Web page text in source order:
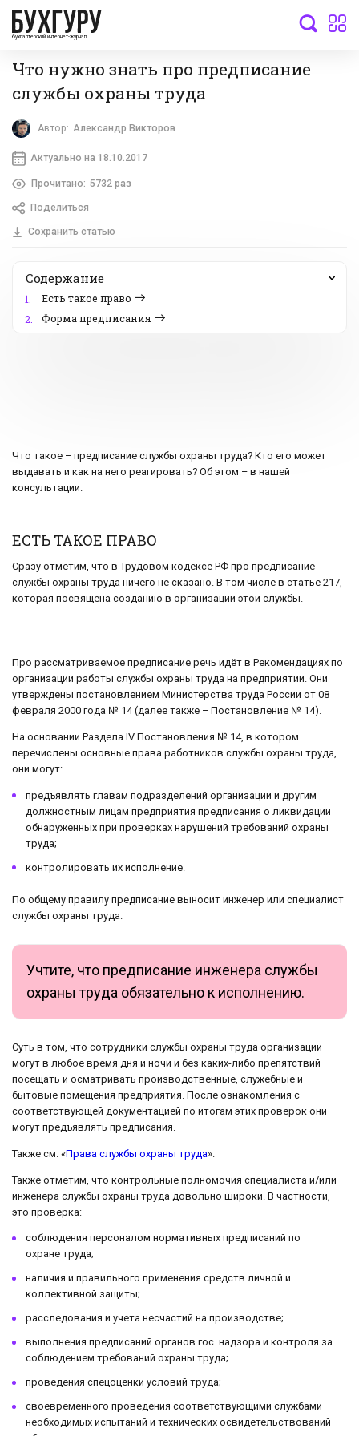
бухгалтерский интернет-журнал
Что нужно знать про предписание
службы охраны труда
Автор: Александр Викторов
Актуально на 18.10.2017
Прочитано: 5732 раз
Поделиться
Сохранить статью
Содержание
1.
Есть такое право
2.
Форма предписания
Что такое – предписание службы охраны труда? Кто его может
выдавать и как на него реагировать? Об этом – в нашей
консультации.
ЕСТЬ ТАКОЕ ПРАВО
Сразу отметим, что в Трудовом кодексе РФ про предписание
службы охраны труда ничего не сказано. В том числе в статье 217,
которая посвящена созданию в организации этой службы.
Про рассматриваемое предписание речь идёт в Рекомендациях по
организации работы службы охраны труда на предприятии. Они
утверждены постановлением Министерства труда России от 08
февраля 2000 года № 14 (далее также – Постановление № 14).
На основании Раздела IV Постановления № 14, в котором
перечислены основные права работников службы охраны труда,
они могут:
предъявлять главам подразделений организации и другим
должностным лицам предприятия предписания о ликвидации
обнаруженных при проверках нарушений требований охраны
труда;
контролировать их исполнение.
По общему правилу предписание выносит инженер или специалист
службы охраны труда.
Учтите, что предписание инженера службы
охраны труда обязательно к исполнению.
Суть в том, что сотрудники службы охраны труда организации
могут в любое время дня и ночи и без каких-либо препятствий
посещать и осматривать производственные, служебные и
бытовые помещения предприятия. После ознакомления с
соответствующей документацией по итогам этих проверок они
могут предъявлять предписания.
Также см. «Права службы охраны труда».
Также отметим, что контрольные полномочия специалиста и/или
инженера службы охраны труда довольно широки. В частности,
это проверка:
соблюдения персоналом нормативных предписаний по
охране труда;
наличия и правильного применения средств личной и
коллективной защиты;
расследования и учета несчастий на производстве;
выполнения предписаний органов гос. надзора и контроля за
соблюдением требований охраны труда;
проведения спецоценки условий труда;
своевременного проведения соответствующими службами
необходимых испытаний и технических освидетельствований